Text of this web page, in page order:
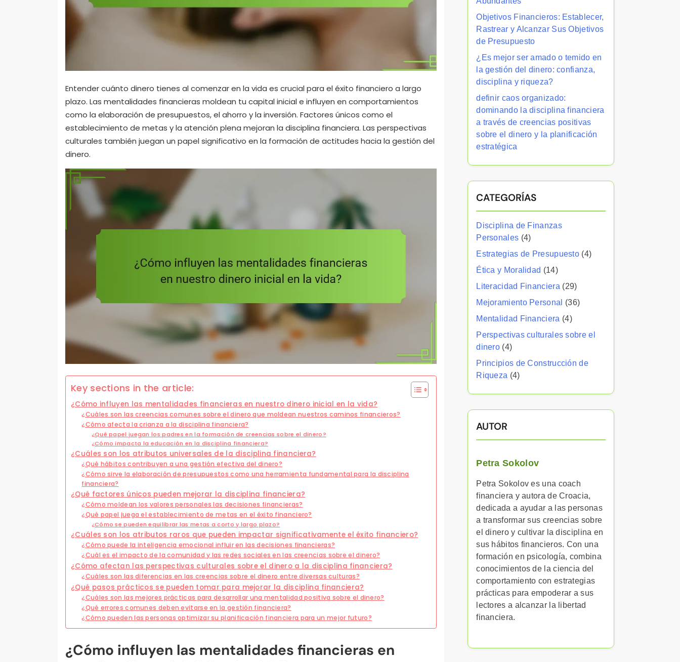
Entender cuánto dinero tienes al comenzar en la vida es crucial para el éxito financiero a largo
plazo. Las mentalidades financieras moldean tu capital inicial e influyen en comportamientos
como la elaboración de presupuestos, el ahorro y la inversión. Factores únicos como el
establecimiento de metas y la atención plena mejoran la disciplina financiera. Las perspectivas
culturales también juegan un papel significativo en la formación de actitudes hacia la gestión del
dinero.
Key sections in the article:
¿Cómo influyen las mentalidades financieras en nuestro dinero inicial en la vida?
¿Cuáles son las creencias comunes sobre el dinero que moldean nuestros caminos financieros?
¿Cómo afecta la crianza a la disciplina financiera?
¿Qué papel juegan los padres en la formación de creencias sobre el dinero?
¿Cómo impacta la educación en la disciplina financiera?
¿Cuáles son los atributos universales de la disciplina financiera?
¿Qué hábitos contribuyen a una gestión efectiva del dinero?
¿Cómo sirve la elaboración de presupuestos como una herramienta fundamental para la disciplina
financiera?
¿Qué factores únicos pueden mejorar la disciplina financiera?
¿Cómo moldean los valores personales las decisiones financieras?
¿Qué papel juega el establecimiento de metas en el éxito financiero?
¿Cómo se pueden equilibrar las metas a corto y largo plazo?
¿Cuáles son los atributos raros que pueden impactar significativamente el éxito financiero?
¿Cómo puede la inteligencia emocional influir en las decisiones financieras?
¿Cuál es el impacto de la comunidad y las redes sociales en las creencias sobre el dinero?
¿Cómo afectan las perspectivas culturales sobre el dinero a la disciplina financiera?
¿Cuáles son las diferencias en las creencias sobre el dinero entre diversas culturas?
¿Qué pasos prácticos se pueden tomar para mejorar la disciplina financiera?
¿Cuáles son las mejores prácticas para desarrollar una mentalidad positiva sobre el dinero?
¿Qué errores comunes deben evitarse en la gestión financiera?
¿Cómo pueden las personas optimizar su planificación financiera para un mejor futuro?
¿Cómo influyen las mentalidades financieras en
Objetivos Financieros: Establecer,
Rastrear y Alcanzar Sus Objetivos
de Presupuesto
¿Es mejor ser amado o temido en
la gestión del dinero: confianza,
disciplina y riqueza?
definir caos organizado:
dominando la disciplina financiera
a través de creencias positivas
sobre el dinero y la planificación
estratégica
CATEGORÍAS
Disciplina de Finanzas
Personales (4)
Estrategias de Presupuesto (4)
Ética y Moralidad (14)
Literacidad Financiera (29)
Mejoramiento Personal
(36)
Mentalidad Financiera (4)
Perspectivas culturales sobre el
dinero (4)
Principios de Construcción de
Riqueza (4)
AUTOR
Petra Sokolov
Petra Sokolov es una coach
financiera y autora de Croacia,
dedicada a ayudar a las personas
a transformar sus creencias sobre
el dinero y cultivar la disciplina en
sus hábitos financieros. Con una
formación en psicología, combina
conocimientos de la ciencia del
comportamiento con estrategias
prácticas para empoderar a sus
lectores a alcanzar la libertad
financiera.